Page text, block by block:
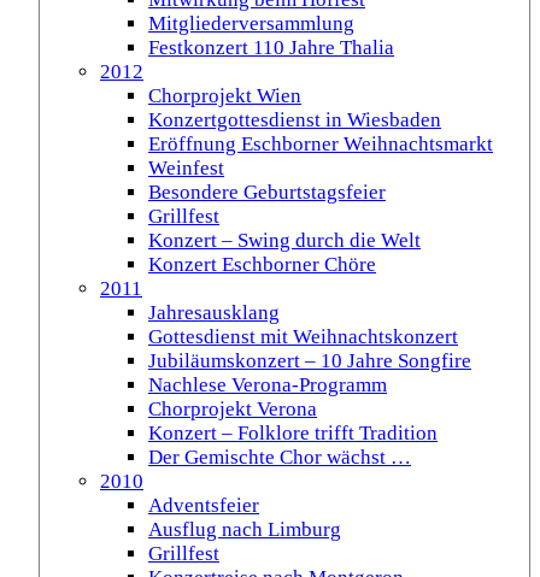
Mitgliederversammlung
Festkonzert 110 Jahre Thalia
2012
Chorprojekt Wien
Konzertgottesdienst in Wiesbaden
Eröffnung Eschborner Weihnachtsmarkt
Weinfest
Besondere Geburtstagsfeier
Grillfest
Konzert – Swing durch die Welt
Konzert Eschborner Chöre
2011
Jahresausklang
Gottesdienst mit Weihnachtskonzert
Jubiläumskonzert – 10 Jahre Songfire
Nachlese Verona-Programm
Chorprojekt Verona
Konzert – Folklore trifft Tradition
Der Gemischte Chor wächst …
2010
Adventsfeier
Ausflug nach Limburg
Grillfest